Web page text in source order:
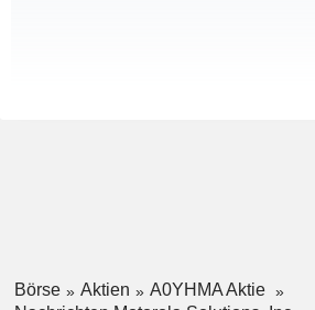
Börse Aktien
A0YHMA Aktie